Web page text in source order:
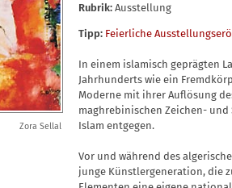
Rubrik:Ausstellung
Tipp: Feierliche
In einem islamisch geprägten
Jahrhunderts wie ein
Moderne mit ihrer Auflösung
maghrebinischen Zeichen-
Islam entgegen.
Vor und während des
junge Künstlergeneration, die
Zora Sellal